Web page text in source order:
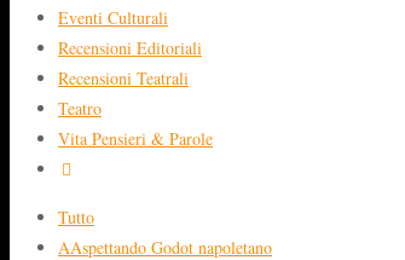
Eventi Culturali
Recensioni Editoriali
Recensioni Teatrali
Teatro
Vita Pensieri & Parole
Tutto
AAspettando Godot napoletano